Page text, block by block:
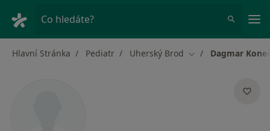
Co hledáte?
Hlavní Stránka Pediatr Uherský Brod Změna města
Dagmar